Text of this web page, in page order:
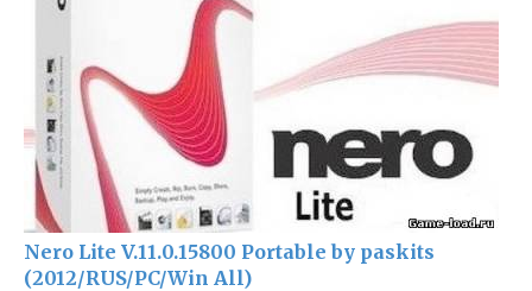
Nero Lite V.11.0.15800 Portable by paskits
(2012/RUS/PC/Win All)